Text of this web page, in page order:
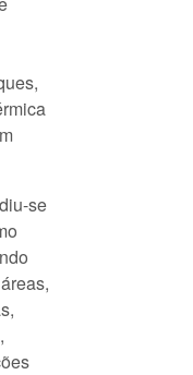
se